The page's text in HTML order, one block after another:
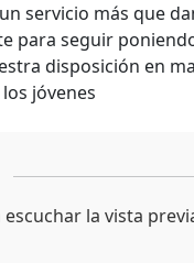
servicio más que
para seguir
disposición en
jóvenes